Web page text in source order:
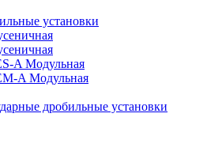
установки
A Модульная
A Модульная
дробильные установки